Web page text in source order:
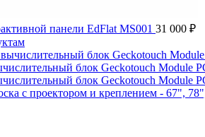
панели EdFlat MS001 31 000 ₽
с проектором и креплением - 67",